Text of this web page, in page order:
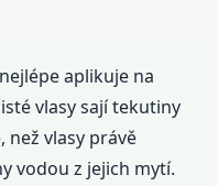
aplikuje na
vlasy sají tekutiny
než vlasy právě
vodou z jejich mytí.